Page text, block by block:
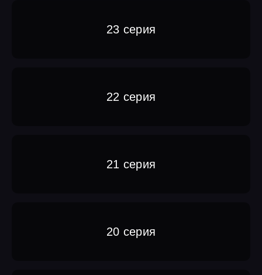
23 серия
22 серия
21 серия
20 серия